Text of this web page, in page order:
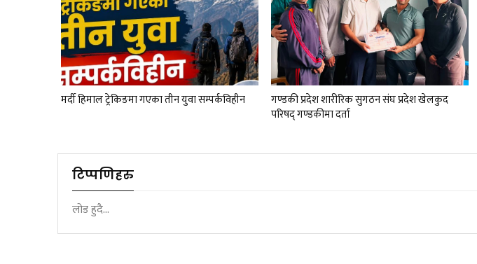
मर्दी हिमाल ट्रेकिङमा गएका तीन युवा सम्पर्कविहीन
गण्डकी प्रदेश शारीरिक सुगठन संघ प्रदेश खेलकुद
परिषद् गण्डकीमा दर्ता
टिप्पणिहरु
लोड हुदै...